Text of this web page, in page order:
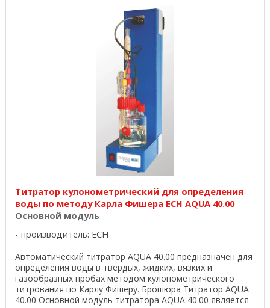
Титратор кулонометрический для определения
воды по методу Карла Фишера ECH AQUA 40.00
Основной модуль
производитель: ECH
Автоматический титратор AQUA 40.00 предназначен для
определения воды в твёрдых, жидких, вязких и
газообразных пробах методом кулонометрического
титрования по Карлу Фишеру. Брошюра Титратор AQUA
40.00 Основной модуль титратора AQUA 40.00 является